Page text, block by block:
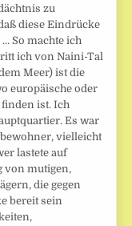
zu
diese Eindrücke
So machte ich
ich von Naini-Tal
Meer) ist die
europäische oder
ist. Ich
Es war
vielleicht
lastete auf
von mutigen,
die gegen
bereit sein